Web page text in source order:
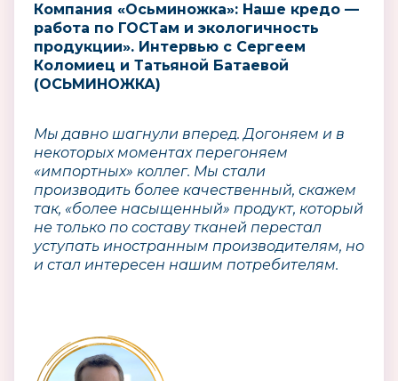
Компания «Осьминожка»: Наше кредо —
работа по ГОСТам и экологичность
продукции». Интервью с Сергеем
Коломиец и Татьяной Батаевой
(ОСЬМИНОЖКА)
Мы давно шагнули вперед. Догоняем и в
некоторых моментах перегоняем
«импортных» коллег. Мы стали
производить более качественный, скажем
так, «более насыщенный» продукт, который
не только по составу тканей перестал
уступать иностранным производителям, но
и стал интересен нашим потребителям.